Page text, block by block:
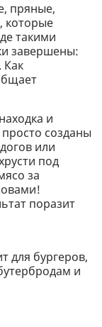
пряные,
которые
такими
завершены:
Как
и
созданы
или
под
за
поразит
для бургеров,
и